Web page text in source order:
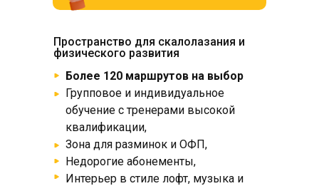
Более 120 маршрутов на выбор
Групповое и индивидуальное
обучение с тренерами высокой
квалификации,
Зона для разминок и ОФП,
Недорогие абонементы,
Интерьер в стиле лофт, музыка и
Пространство для скалолазания и
физического развития